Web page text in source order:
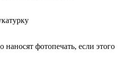
фотопечать, если этого